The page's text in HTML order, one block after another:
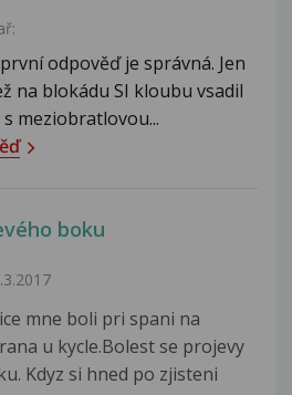
odpověď je správná. Jen
na blokádu SI kloubu vsadil
meziobratlovou...
boku
mne boli pri spani na
u kycle.Bolest se projevy
Kdyz si hned po zjisteni